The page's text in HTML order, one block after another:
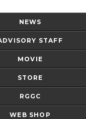
NEWS
STAFF
MOVIE
STORE
RGGC
WEB SHOP